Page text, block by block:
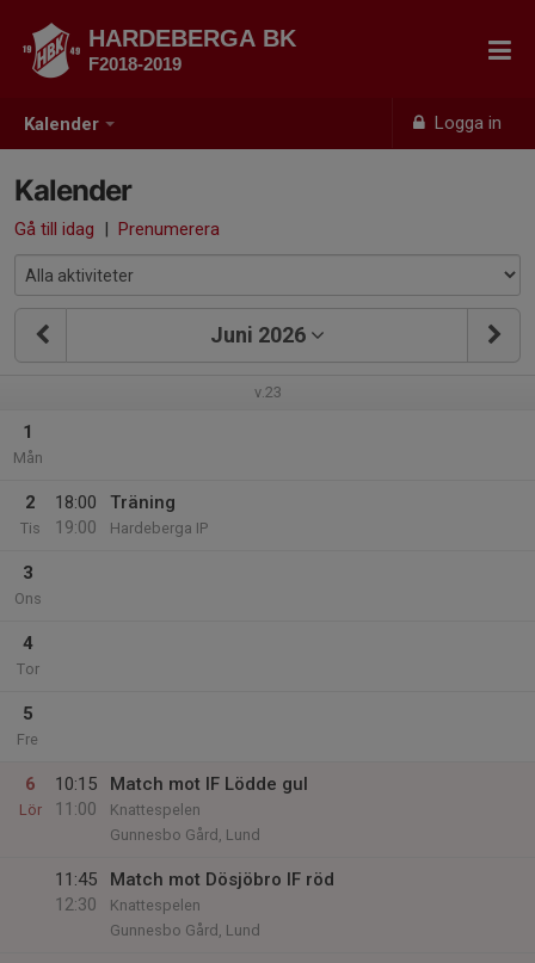
Kalender Logga in
HARDEBERGA BK
F2018-2019
Kalender
Gå till idag | Prenumerera
Juni 2026
v.23
1
Mån
2
Tis
18:00
19:00
Träning
Hardeberga IP
3
Ons
4
Tor
5
Fre
6
Lör
10:15
11:00
Match mot IF Lödde gul
Knattespelen
Gunnesbo Gård, Lund
11:45
12:30
Match mot Dösjöbro IF röd
Knattespelen
Gunnesbo Gård, Lund